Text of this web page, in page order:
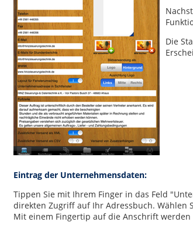
Die
Eintrag der Unternehmensdaten:
Tippen Sie mit Ihrem Finger in das Feld
direkten Zugriff auf Ihr Adressbuch. Wählen
Mit einem Fingertip auf die Anschrift